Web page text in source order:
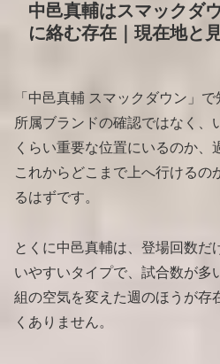
中邑真輔はスマックダ
に絡む存在｜現在地と
「中邑真輔 スマックダウン」
所属ブランドの確認ではなく、
くらい重要な位置にいるのか、
これからどこまで上へ行けるの
るはずです。
とくに中邑真輔は、登場回数だ
いやすいタイプで、試合数が多
組の空気を変えた週のほうが存
くありません。